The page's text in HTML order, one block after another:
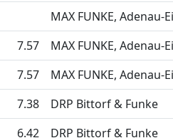
MAX FUNKE, Adenau-
7.57 MAX FUNKE, Adenau-
7.57 MAX FUNKE, Adenau-
7.38 DRP Bittorf & Funke
6.42 DRP Bittorf & Funke